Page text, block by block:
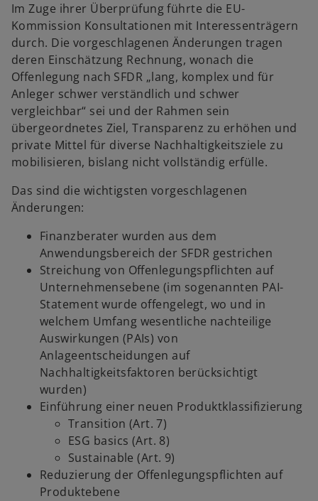
Im Zuge ihrer Überprüfung führte die EU-
Kommission Konsultationen mit Interessenträgern
durch. Die vorgeschlagenen Änderungen tragen
deren Einschätzung Rechnung, wonach die
Offenlegung nach SFDR „lang, komplex und für
Anleger schwer verständlich und schwer
vergleichbar“ sei und der Rahmen sein
übergeordnetes Ziel, Transparenz zu erhöhen und
private Mittel für diverse Nachhaltigkeitsziele zu
mobilisieren, bislang nicht vollständig erfülle.
Das sind die wichtigsten vorgeschlagenen
Änderungen:
Finanzberater wurden aus dem
Anwendungsbereich der SFDR gestrichen
Streichung von Offenlegungspflichten auf
Unternehmensebene (im sogenannten PAI-
Statement wurde offengelegt, wo und in
welchem Umfang wesentliche nachteilige
Auswirkungen (PAIs) von
Anlageentscheidungen auf
Nachhaltigkeitsfaktoren berücksichtigt
wurden)
Einführung einer neuen Produktklassifizierung
Transition (Art. 7)
ESG basics (Art. 8)
Sustainable (Art. 9)
Reduzierung der Offenlegungspflichten auf
Produktebene